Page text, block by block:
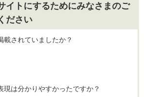
イトにするためにみなさまのご
ださい
載されていましたか？
現は分かりやすかったですか？